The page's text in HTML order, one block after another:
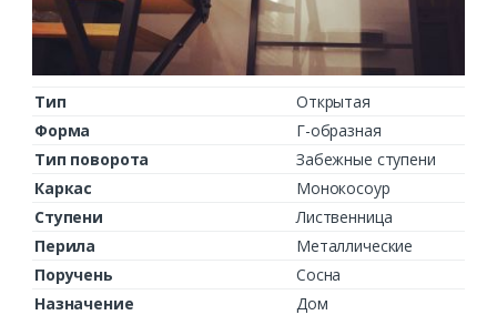
Тип
Открытая
Форма
Г-образная
Тип поворота
Забежные ступени
Каркас
Монокосоур
Ступени
Лиственница
Перила
Металлические
Поручень
Сосна
Назначение
Дом